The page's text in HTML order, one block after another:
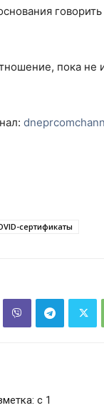
пока не
сертификаты
с 1